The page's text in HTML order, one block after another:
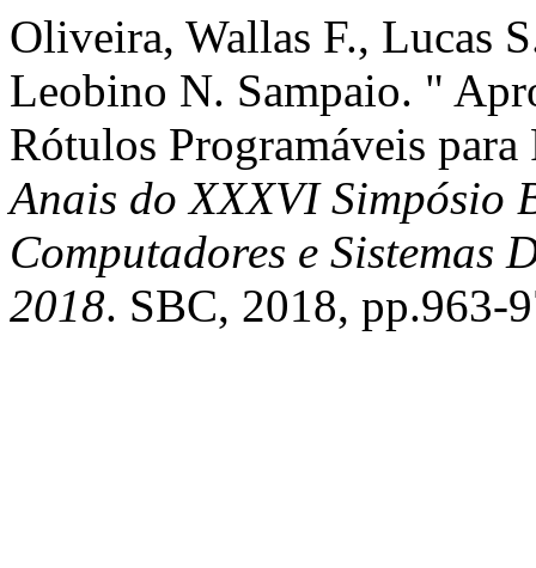
Oliveira, Wallas F., Lucas
Leobino N. Sampaio. "
Rótulos Programáveis
Anais do XXXVI Simpósio
Computadores e Sistemas
2018. SBC, 2018, pp.963-